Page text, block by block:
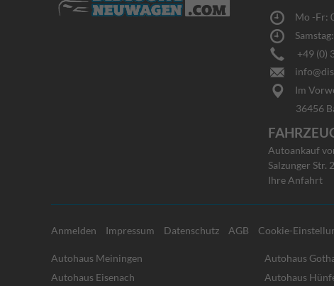
Mo -Fr:
+49 (0)
Im
36456
Autoankauf
Salzunger Str.
Ihre Anfahrt
Anmelden Impressum Datenschutz AGB Cookie-
Autohaus Meiningen Autohaus
Autohaus Eisenach
Autohaus